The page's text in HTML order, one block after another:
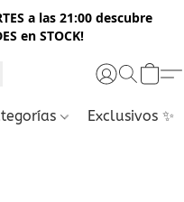
a las 21:00 descubre
en STOCK!
Exclusivos ✨